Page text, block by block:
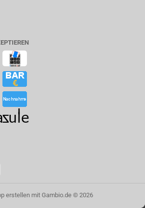
erstellenmit Gambio.de © 2026